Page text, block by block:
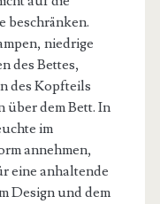
beschränken.
niedrige
des Bettes,
des Kopfteils
über dem Bett. In
im
annehmen,
eine anhaltende
Design und dem